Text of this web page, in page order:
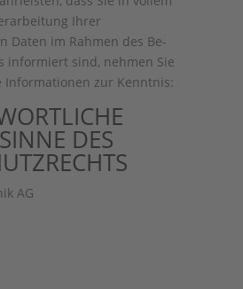
Ihrer
Daten im Rahmen des Be-
informiert sind, nehmen Sie
zur Kenntnis:
DES
AG